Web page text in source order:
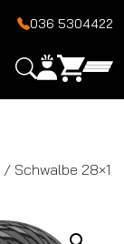
036 5304422
/ Schwalbe 28×1